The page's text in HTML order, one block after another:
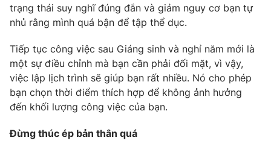
VTV Sức khoẻ Bất động sản
Thị trường 24h Tấm lòng Việt
VTV4 Vươn mình bằng AI
trạng thái suy nghĩ đúng đắn và giảm nguy cơ bạn tự
nhủ rằng mình quá bận để tập thể dục.
Tiếp tục công việc sau Giáng sinh và nghỉ năm mới là
một sự điều chỉnh mà bạn cần phải đối mặt, vì vậy,
việc lập lịch trình sẽ giúp bạn rất nhiều. Nó cho phép
bạn chọn thời điểm thích hợp để không ảnh hưởng
đến khối lượng công việc của bạn.
Đừng thúc ép bản thân quá